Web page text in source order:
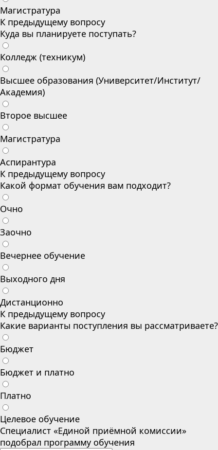
Магистратура
К предыдущему вопросу
Куда вы планируете поступать?
Колледж (техникум)
Высшее образования (Университет/Институт/
Академия)
Второе высшее
Магистратура
Аспирантура
К предыдущему вопросу
Какой формат обучения вам подходит?
Очно
Заочно
Вечернее обучение
Выходного дня
Дистанционно
К предыдущему вопросу
Какие варианты поступления вы рассматриваете?
Бюджет
Бюджет и платно
Платно
Целевое обучение
Специалист «Единой приёмной комиссии»
подобрал программу обучения